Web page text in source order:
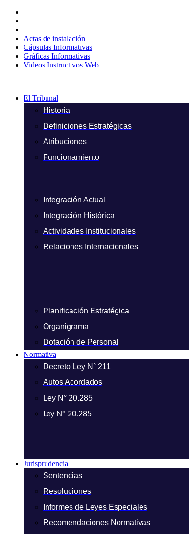
contenido
Actas de instalación
Cápsulas Informativas
Gráficas Informativas
Videos Instructivos Web
El Tribunal
Historia
Definiciones Estratégicas
Atribuciones
Funcionamiento
Integración Actual
Integración Histórica
Actividades Institucionales
Relaciones Internacionales
Planificación Estratégica
Organigrama
Dotación de Personal
Normativa
Decreto Ley N° 211
Autos Acordados
Ley N° 20.285
Ley N° 20.285
Jurisprudencia
Sentencias
Resoluciones
Informes de Leyes Especiales
Recomendaciones Normativas